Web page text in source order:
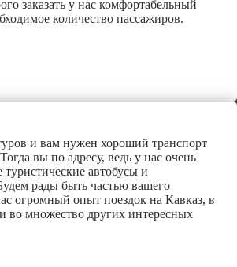
заказать у нас комфортабельный
количество пассажиров.
и вам нужен хороший транспорт
вы по адресу, ведь у нас очень
автобусы и
рады быть частью вашего
огромный опыт поездок на Кавказ, в
во множество других интересных